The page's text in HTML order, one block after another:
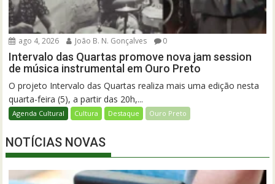
ago 4, 2026 João B. N. Gonçalves 0
Intervalo das Quartas promove nova jam session
de música instrumental em Ouro Preto
O projeto Intervalo das Quartas realiza mais uma edição nesta
quarta-feira (5), a partir das 20h,...
Agenda Cultural Cultura Destaque Ouro Preto
NOTÍCIAS NOVAS